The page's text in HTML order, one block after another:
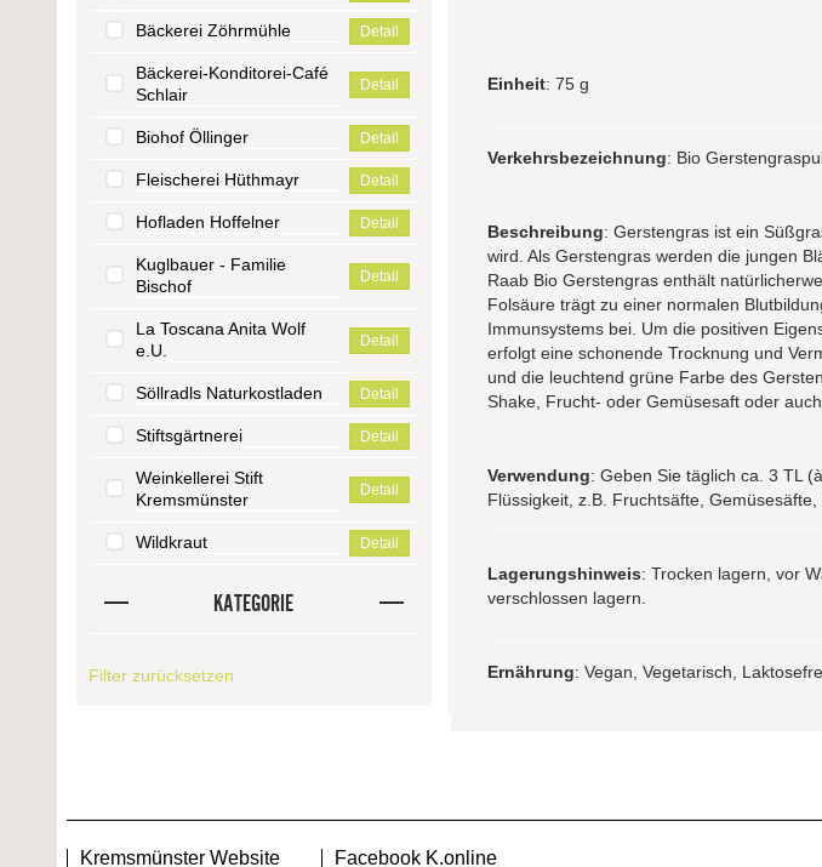
Bäckerei Zöhrmühle Detail
Bäckerei-Konditorei-Café
Schlair
Detail
Biohof Öllinger Detail
Fleischerei Hüthmayr Detail
Hofladen Hoffelner Detail
Kuglbauer - Familie
Bischof
Detail
La Toscana Anita Wolf
e.U.
Detail
Söllradls Naturkostladen Detail
Stiftsgärtnerei Detail
Weinkellerei Stift
Kremsmünster
Detail
Wildkraut Detail
KATEGORIE
Filter zurücksetzen
Einheit: 75 g
Verkehrsbezeichnung: Bio
Beschreibung: Gerstengras ist ein
wird. Als Gerstengras werden die jungen
Raab Bio Gerstengras enthält
Folsäure trägt zu einer normalen
Immunsystems bei. Um die positiven
erfolgt eine schonende Trocknung und
und die leuchtend grüne Farbe des
Shake, Frucht- oder Gemüsesaft oder
Verwendung: Geben Sie täglich ca. 3 TL
Flüssigkeit, z.B. Fruchtsäfte,
Lagerungshinweis: Trocken lagern, vor
verschlossen lagern.
Ernährung: Vegan, Vegetarisch,
Kremsmünster Website Facebook K.online